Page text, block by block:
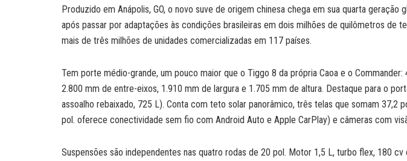
Produzido em Anápolis, GO, o novo suve de origem chinesa chega em sua quarta geração
após passar por adaptações às condições brasileiras em dois milhões de quilômetros de
mais de três milhões de unidades comercializadas em 117 países.
Tem porte médio-grande, um pouco maior que o Tiggo 8 da própria Caoa e o
2.800 mm de entre-eixos, 1.910 mm de largura e 1.705 mm de altura. Destaque para o
assoalho rebaixado, 725 L). Conta com teto solar panorâmico, três telas que somam 37,2
pol. oferece conectividade sem fio com Android Auto e Apple CarPlay) e câmeras com
Suspensões são independentes nas quatro rodas de 20 pol. Motor 1,5 L, turbo flex, 180 cv